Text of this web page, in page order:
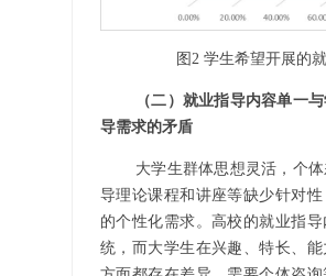
图 2 学生希望开展的
（二）就业指导内容单一
导需求的矛盾
大学生群体思想灵活，个
导理论课程和讲座等缺少针对
的个性化需求。高校的就业指
统，而大学生在兴趣、特长、